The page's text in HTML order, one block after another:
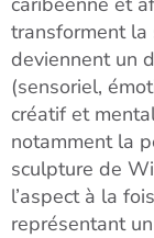
transforment la
deviennent un
(sensoriel,
créatif et
notamment la
sculpture de
l’aspect à la
représentant